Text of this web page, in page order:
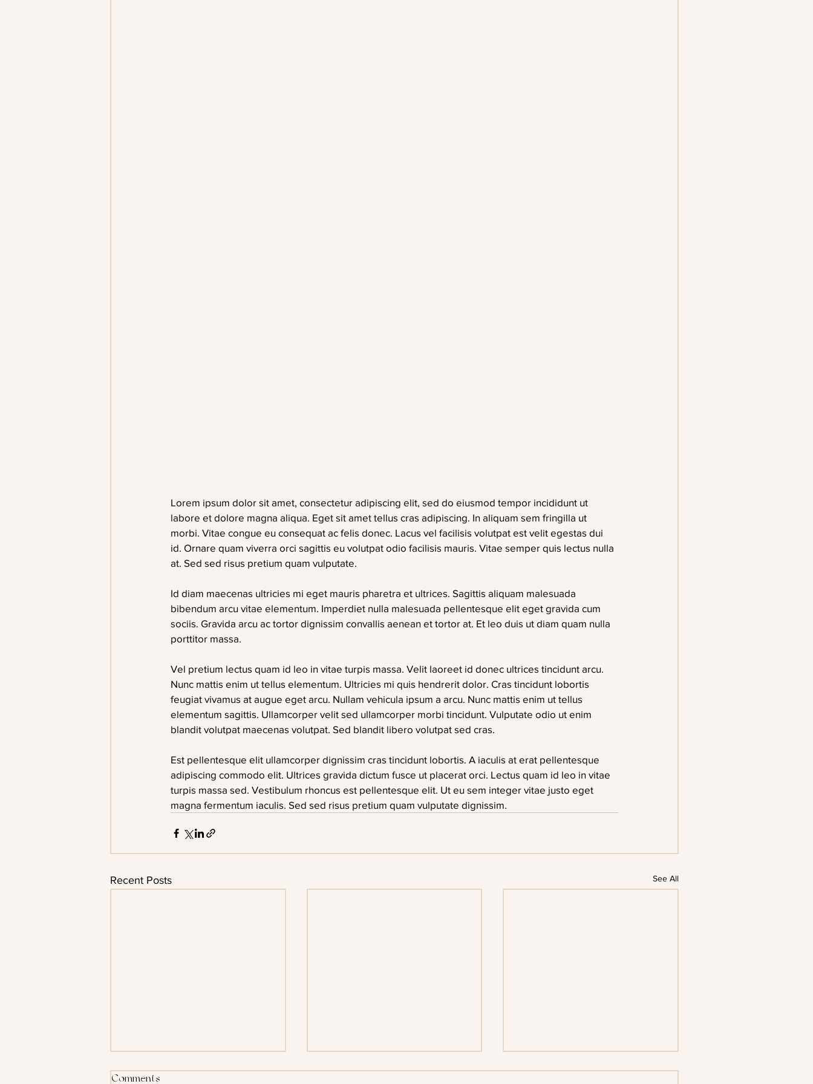
Lorem ipsum dolor sit amet, consectetur adipiscing elit, sed do eiusmod tempor incididunt ut
labore et dolore magna aliqua. Eget sit amet tellus cras adipiscing. In aliquam sem fringilla ut
morbi. Vitae congue eu consequat ac felis donec. Lacus vel facilisis volutpat est velit egestas dui
id. Ornare quam viverra orci sagittis eu volutpat odio facilisis mauris. Vitae semper quis lectus nulla
at. Sed sed risus pretium quam vulputate.
Id diam maecenas ultricies mi eget mauris pharetra et ultrices. Sagittis aliquam malesuada
bibendum arcu vitae elementum. Imperdiet nulla malesuada pellentesque elit eget gravida cum
sociis. Gravida arcu ac tortor dignissim convallis aenean et tortor at. Et leo duis ut diam quam nulla
porttitor massa.
Vel pretium lectus quam id leo in vitae turpis massa. Velit laoreet id donec ultrices tincidunt arcu.
Nunc mattis enim ut tellus elementum. Ultricies mi quis hendrerit dolor. Cras tincidunt lobortis
feugiat vivamus at augue eget arcu. Nullam vehicula ipsum a arcu. Nunc mattis enim ut tellus
elementum sagittis. Ullamcorper velit sed ullamcorper morbi tincidunt. Vulputate odio ut enim
blandit volutpat maecenas volutpat. Sed blandit libero volutpat sed cras.
Est pellentesque elit ullamcorper dignissim cras tincidunt lobortis. A iaculis at erat pellentesque
adipiscing commodo elit. Ultrices gravida dictum fusce ut placerat orci. Lectus quam id leo in vitae
turpis massa sed. Vestibulum rhoncus est pellentesque elit. Ut eu sem integer vitae justo eget
magna fermentum iaculis. Sed sed risus pretium quam vulputate dignissim.
Recent Posts See All
Comments